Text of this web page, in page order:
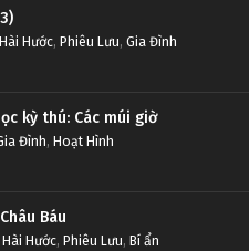
Hài Hước, Phiêu Lưu, Gia Đình
kỳ thú: Các múi giờ
Đình, Hoạt Hình
Báu
Hài Hước, Phiêu Lưu, Bí ẩn